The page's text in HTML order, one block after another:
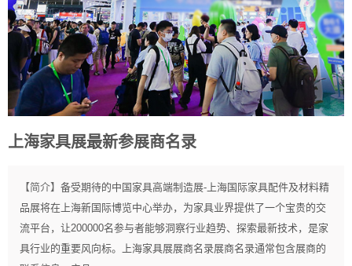
上海家具展最新参展商名录
【简介】 备受期待的中国家具高端制造展-上海国际家具配件及材料精
品展将在上海新国际博览中心举办，为家具业界提供了一个宝贵的交
流平台，让200000名参与者能够洞察行业趋势、探索最新技术，是家
具行业的重要风向标。上海家具展展商名录展商名录通常包含展商的